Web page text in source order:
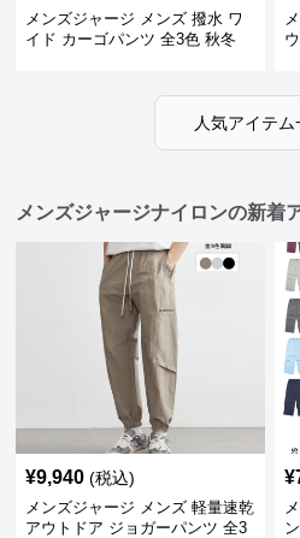
メンズジャージ メンズ 撥水 ワ
イド カーゴパンツ 全3色 秋冬
人気アイテ
メンズジャージナイロンの新着
¥9,940 (税込)
メンズジャージ メンズ 軽量速乾
アウトドア ジョガーパンツ 全3
¥